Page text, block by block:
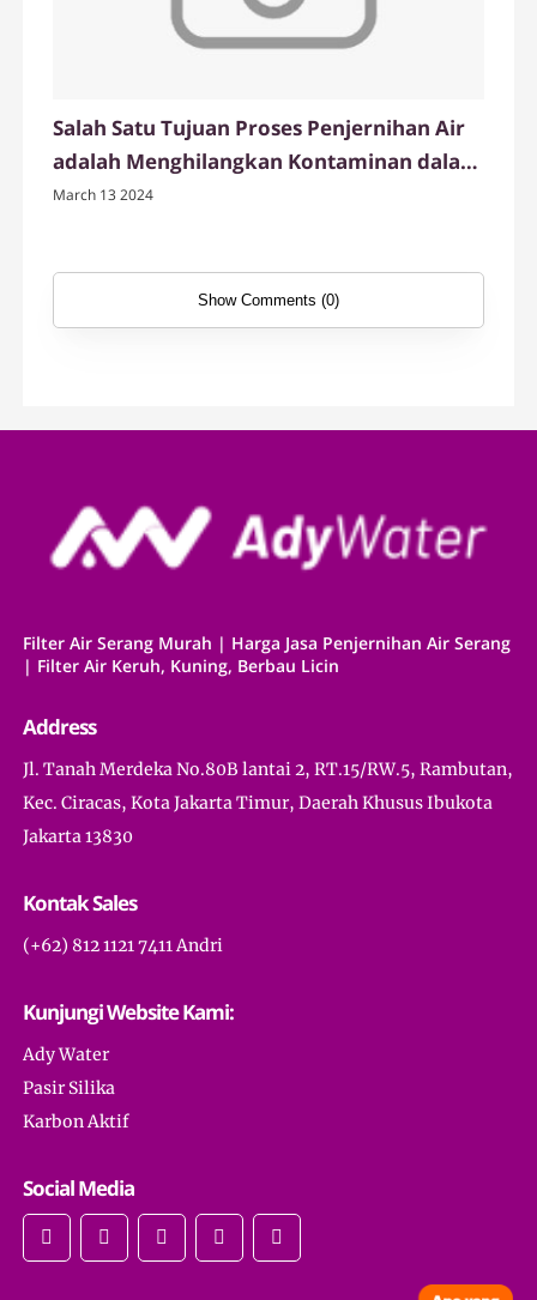
Salah Satu Tujuan Proses Penjernihan Air
adalah Menghilangkan Kontaminan dalam
Air
March 13 2024
Show Comments (0)
Filter Air Serang Murah | Harga Jasa Penjernihan Air Serang
| Filter Air Keruh, Kuning, Berbau Licin
Address
Jl. Tanah Merdeka No.80B lantai 2, RT.15/RW.5, Rambutan,
Kec. Ciracas, Kota Jakarta Timur, Daerah Khusus Ibukota
Jakarta 13830
Kontak Sales
(+62) 812 1121 7411 Andri
Kunjungi Website Kami:
Ady Water
Pasir Silika
Karbon Aktif
Social Media